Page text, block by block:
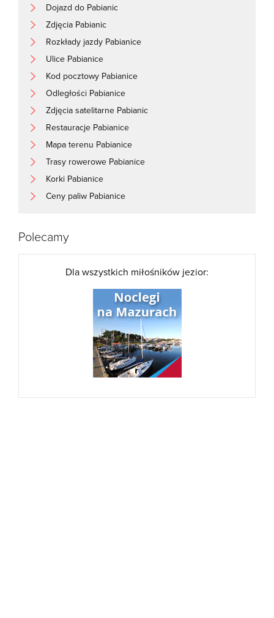
Dojazd do Pabianic
Zdjęcia Pabianic
Rozkłady jazdy Pabianice
Ulice Pabianice
Kod pocztowy Pabianice
Odległości Pabianice
Zdjęcia satelitarne Pabianic
Restauracje Pabianice
Mapa terenu Pabianice
Trasy rowerowe Pabianice
Korki Pabianice
Ceny paliw Pabianice
Polecamy
Dla wszystkich miłośników jezior: